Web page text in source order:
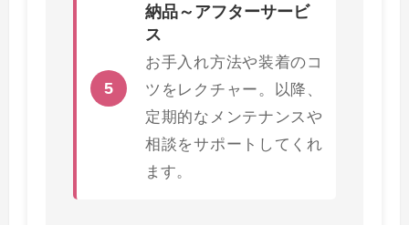
5
納品～アフターサービ
ス
お手入れ方法や装着のコ
ツをレクチャー。以降、
定期的なメンテナンスや
相談をサポートしてくれ
ます。